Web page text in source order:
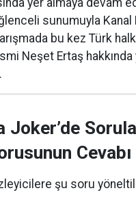
yer almaya devam
sunumuyla Kanal
bu kez Türk
Neşet Ertaş
Joker’de
Cevabı
şu soru